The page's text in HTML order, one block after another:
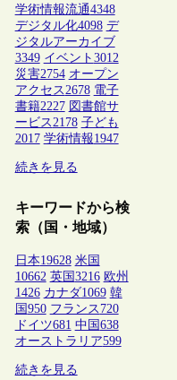
学術情報流通4348
デジタル化4098 デ
ジタルアーカイブ
3349 イベント 3012
災害2754 オープン
アクセス2678 電子
書籍2227 図書館サ
ービス2178 子ども
2017 学術情報1947
続きを見る
キーワードから検
索（国・地域）
日本19628 米国
10662 英国3216 欧州
1426 カナダ1069 韓
国950 フランス 720
ドイツ681 中国638
オーストラリア599
続きを見る